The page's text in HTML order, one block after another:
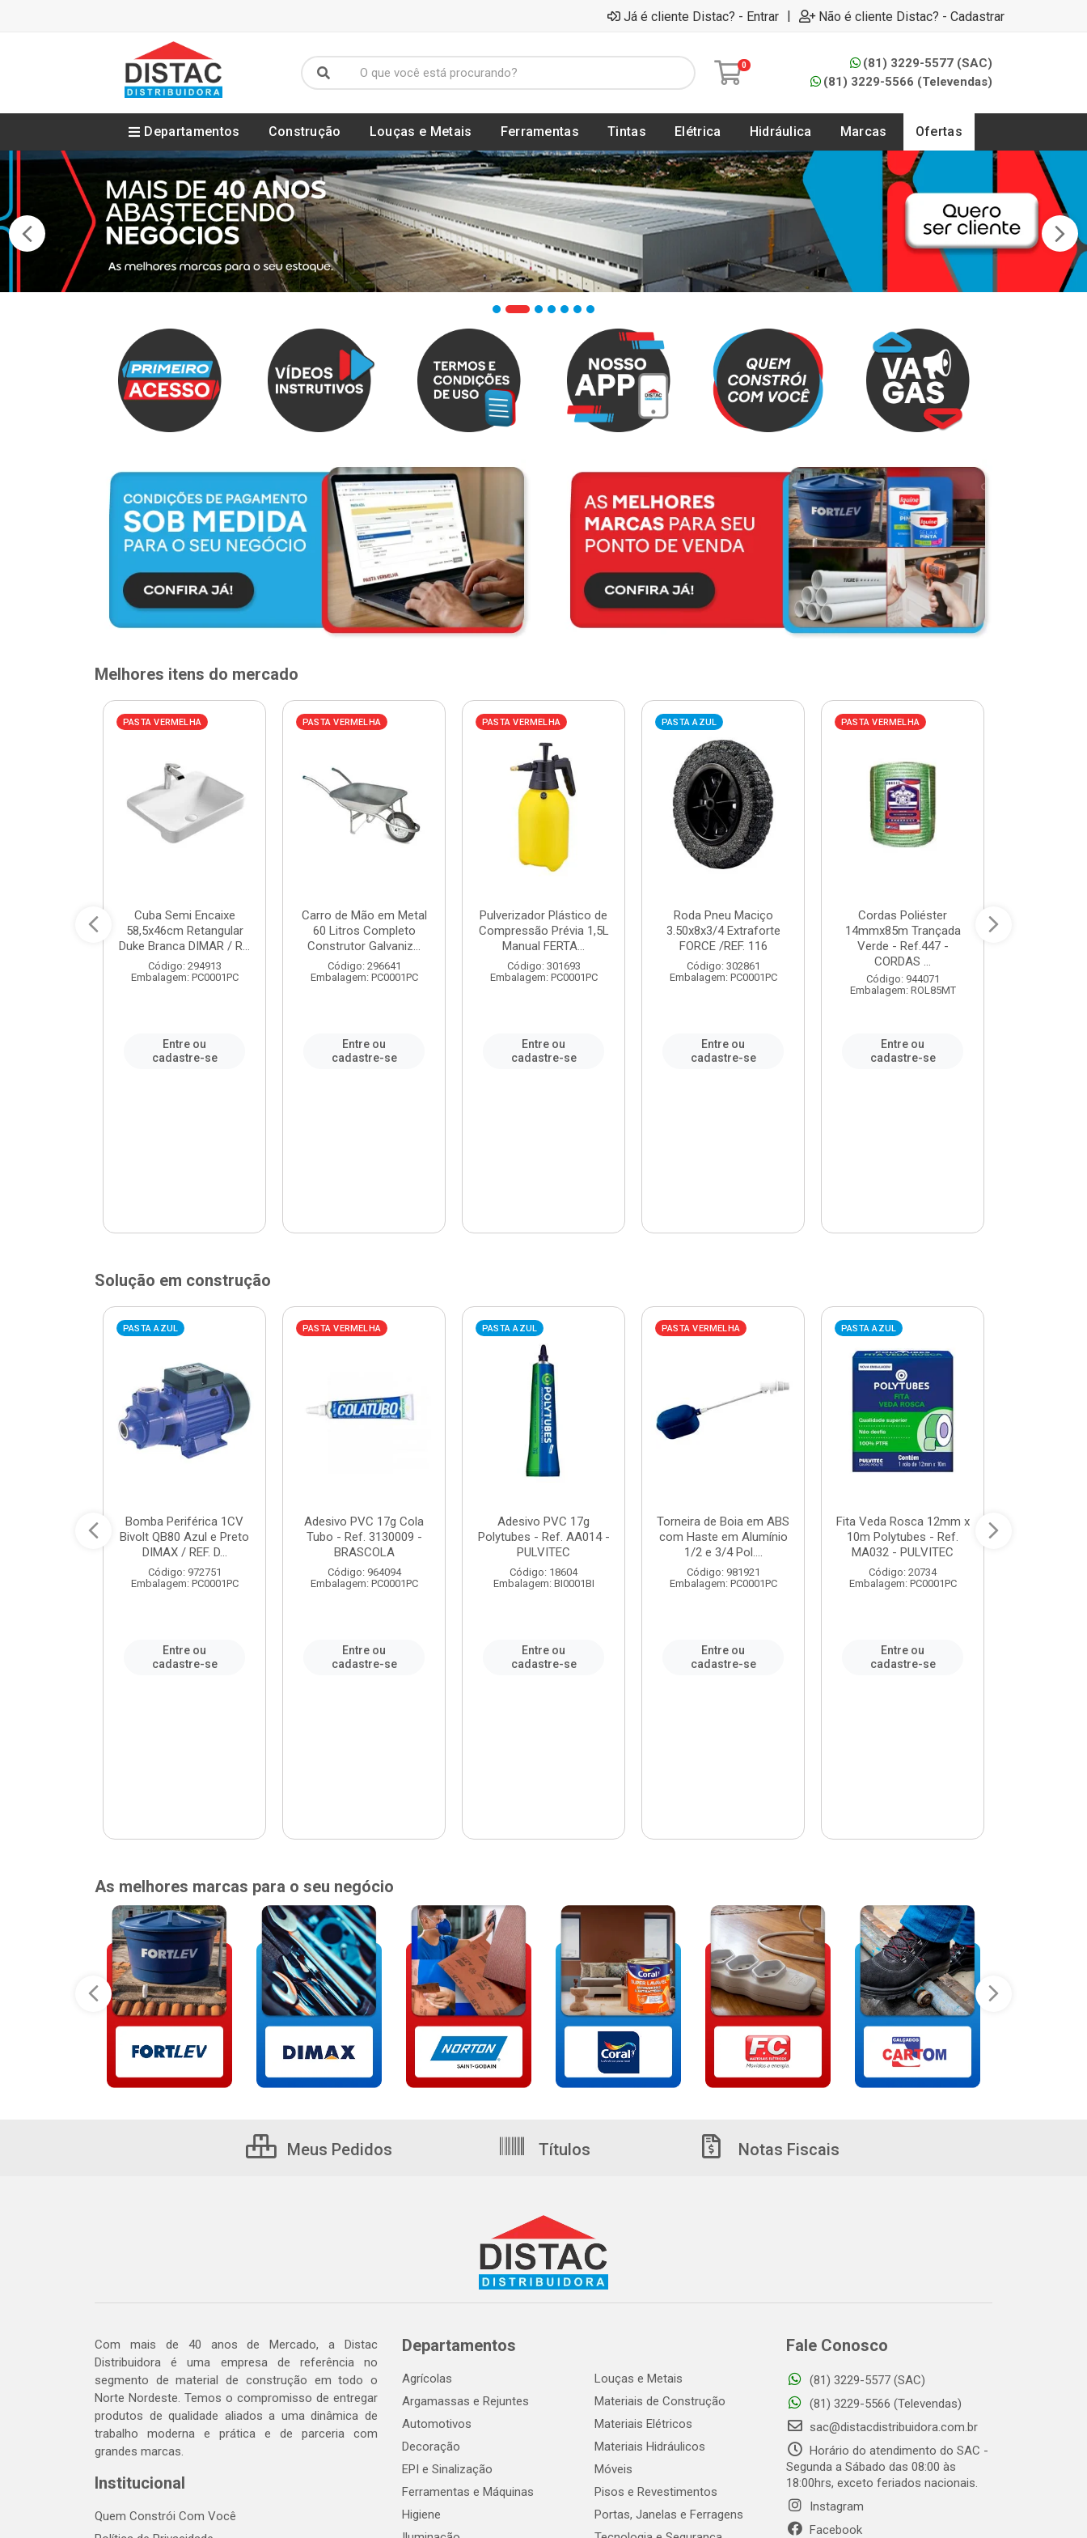
Já é cliente Distac? - Entrar | Não é cliente Distac? - Cadastrar
0
(81) 3229-5577 (SAC)
(81) 3229-5566 (Televendas)
Departamentos Construção Louças e Metais Ferramentas Tintas Elétrica Hidráulica Marcas Ofertas
Melhores itens do mercado
PASTA VERMELHA
Cuba Semi Encaixe
58,5x46cm Retangular
Duke Branca DIMAR / R...
Código: 294913
Embalagem: PC0001PC
Entre ou
cadastre-se
PASTA VERMELHA
Carro de Mão em Metal
60 Litros Completo
Construtor Galvaniz...
Código: 296641
Embalagem: PC0001PC
Entre ou
cadastre-se
PASTA VERMELHA
Pulverizador Plástico de
Compressão Prévia 1,5L
Manual FERTA...
Código: 301693
Embalagem: PC0001PC
Entre ou
cadastre-se
PASTA AZUL
Roda Pneu Maciço
3.50x8x3/4 Extraforte
FORCE /REF. 116
Código: 302861
Embalagem: PC0001PC
Entre ou
cadastre-se
PASTA VERMELHA
Cordas Poliéster
14mmx85m Trançada
Verde - Ref.447 -
CORDAS ...
Código: 944071
Embalagem: ROL85MT
Entre ou
cadastre-se
Solução em construção
PASTA AZUL
Bomba Periférica 1CV
Bivolt QB80 Azul e Preto
DIMAX / REF. D...
Código: 972751
Embalagem: PC0001PC
Entre ou
cadastre-se
PASTA VERMELHA
Adesivo PVC 17g Cola
Tubo - Ref. 3130009 -
BRASCOLA
Código: 964094
Embalagem: PC0001PC
Entre ou
cadastre-se
PASTA AZUL
Adesivo PVC 17g
Polytubes - Ref. AA014 -
PULVITEC
Código: 18604
Embalagem: BI0001BI
Entre ou
cadastre-se
PASTA VERMELHA
Torneira de Boia em ABS
com Haste em Alumínio
1/2 e 3/4 Pol....
Código: 981921
Embalagem: PC0001PC
Entre ou
cadastre-se
PASTA AZUL
Fita Veda Rosca 12mm x
10m Polytubes - Ref.
MA032 - PULVITEC
Código: 20734
Embalagem: PC0001PC
Entre ou
cadastre-se
As melhores marcas para o seu negócio
Meus Pedidos Títulos Notas Fiscais
Com mais de 40 anos de Mercado, a Distac
Distribuidora é uma empresa de referência no
segmento de material de construção em todo o
Norte Nordeste. Temos o compromisso de entregar
produtos de qualidade aliados a uma dinâmica de
trabalho moderna e prática e de parceria com
grandes marcas.
Institucional
Quem Constrói Com Você
Departamentos
Agrícolas
Argamassas e Rejuntes
Automotivos
Decoração
EPI e Sinalização
Ferramentas e Máquinas
Higiene
Louças e Metais
Materiais de Construção
Materiais Elétricos
Materiais Hidráulicos
Móveis
Pisos e Revestimentos
Portas, Janelas e Ferragens
Fale Conosco
(81) 3229-5577 (SAC)
(81) 3229-5566 (Televendas)
sac@distacdistribuidora.com.br
Horário do atendimento do SAC -
Segunda a Sábado das 08:00 às
18:00hrs, exceto feriados nacionais.
Instagram
Facebook